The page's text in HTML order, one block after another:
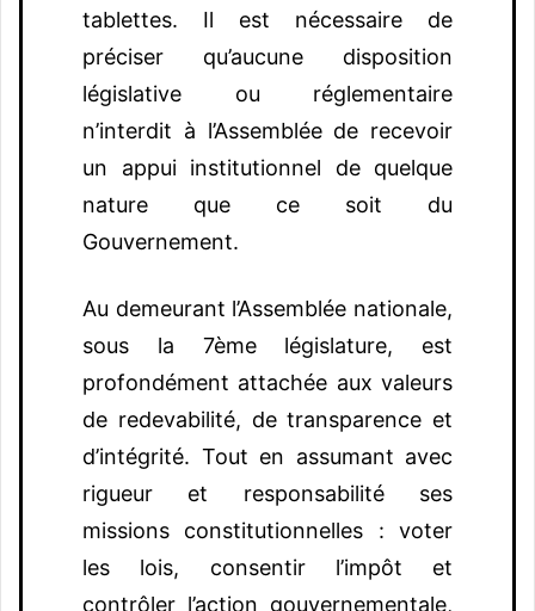
tablettes. Il est nécessaire de
préciser qu’aucune disposition
législative ou réglementaire
n’interdit à l’Assemblée de recevoir
un appui institutionnel de quelque
nature que ce soit du
Gouvernement.
Au demeurant l’Assemblée nationale,
sous la 7ème législature, est
profondément attachée aux valeurs
de redevabilité, de transparence et
d’intégrité. Tout en assumant avec
rigueur et responsabilité ses
missions constitutionnelles : voter
les lois, consentir l’impôt et
contrôler l’action gouvernementale,